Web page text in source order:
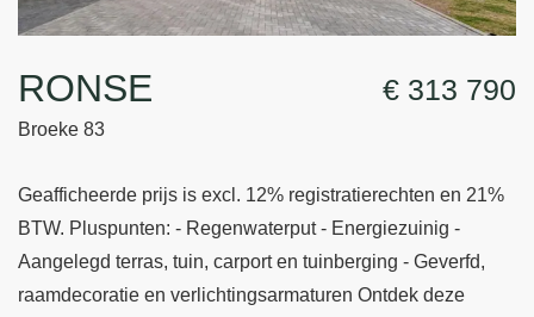
RONSE
Broeke 83
€ 313 790
Geafficheerde prijs is excl. 12% registratierechten en 21%
BTW. Pluspunten: - Regenwaterput - Energiezuinig -
Aangelegd terras, tuin, carport en tuinberging - Geverfd,
raamdecoratie en verlichtingsarmaturen Ontdek deze